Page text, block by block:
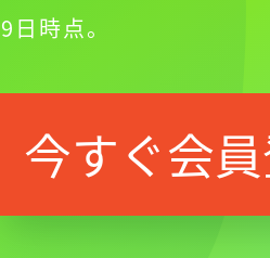
時点。
今すぐ会